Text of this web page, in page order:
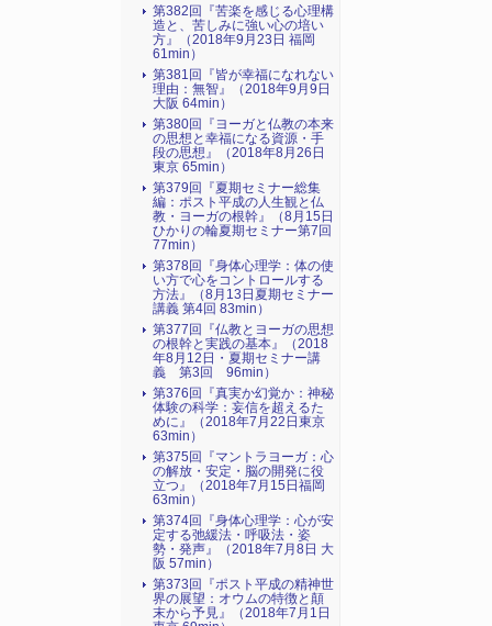
第382回『苦楽を感じる心理構
造と、苦しみに強い心の培い
方』（2018年9月23日 福岡
61min）
第381回『皆が幸福になれない
理由：無智』（2018年9月9日
大阪 64min）
第380回『ヨーガと仏教の本来
の思想と幸福になる資源・手
段の思想』（2018年8月26日
東京 65min）
第379回『夏期セミナー総集
編：ポスト平成の人生観と仏
教・ヨーガの根幹』（8月15日
ひかりの輪夏期セミナー第7回
77min）
第378回『身体心理学：体の使
い方で心をコントロールする
方法』（8月13日夏期セミナー
講義 第4回 83min）
第377回『仏教とヨーガの思想
の根幹と実践の基本』（2018
年8月12日・夏期セミナー講
義 第3回 96min）
第376回『真実か幻覚か：神秘
体験の科学：妄信を超えるた
めに』（2018年7月22日東京
63min）
第375回『マントラヨーガ：心
の解放・安定・脳の開発に役
立つ』（2018年7月15日福岡
63min）
第374回『身体心理学：心が安
定する弛緩法・呼吸法・姿
勢・発声』（2018年7月8日 大
阪 57min）
第373回『ポスト平成の精神世
界の展望：オウムの特徴と顛
末から予見』（2018年7月1日